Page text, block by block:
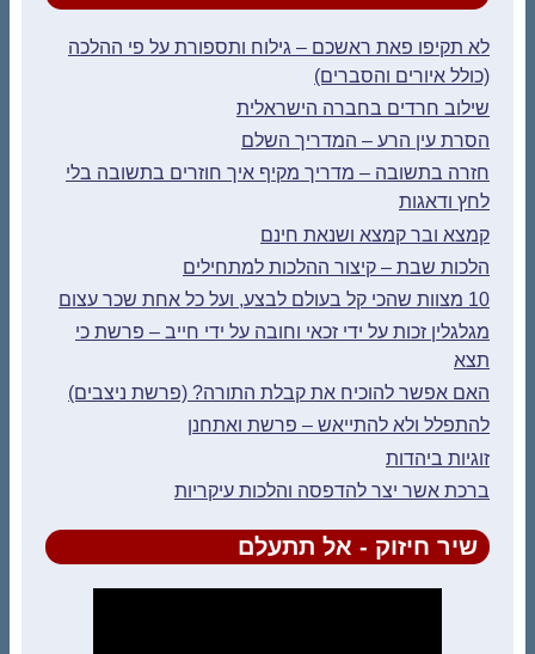
לא תקיפו פאת ראשכם – גילוח ותספורת על פי ההלכה
(כולל איורים והסברים)
שילוב חרדים בחברה הישראלית
הסרת עין הרע – המדריך השלם
חזרה בתשובה – מדריך מקיף איך חוזרים בתשובה בלי
לחץ ודאגות
קמצא ובר קמצא ושנאת חינם
הלכות שבת – קיצור ההלכות למתחילים
10 מצוות שהכי קל בעולם לבצע, ועל כל אחת שכר עצום
מגלגלין זכות על ידי זכאי וחובה על ידי חייב – פרשת כי
תצא
האם אפשר להוכיח את קבלת התורה? (פרשת ניצבים)
להתפלל ולא להתייאש – פרשת ואתחנן
זוגיות ביהדות
ברכת אשר יצר להדפסה והלכות עיקריות
שיר חיזוק - אל תתעלם